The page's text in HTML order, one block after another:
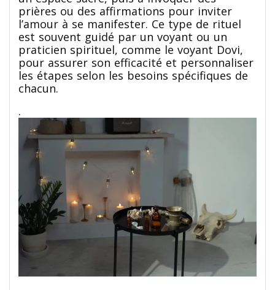
prières ou des affirmations pour inviter
l’amour à se manifester. Ce type de rituel
est souvent guidé par un voyant ou un
praticien spirituel, comme le voyant Dovi,
pour assurer son efficacité et personnaliser
les étapes selon les besoins spécifiques de
chacun.
.